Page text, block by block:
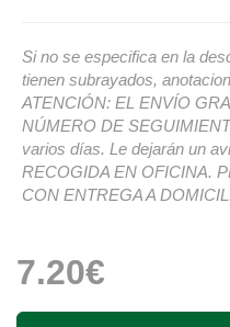
Si no se especifica en la
tienen subrayados,
ATENCIÓN: EL ENVÍO
NÚMERO DE
varios días. Le dejarán un
RECOGIDA EN OFICINA.
CON ENTREGA A
7.20€